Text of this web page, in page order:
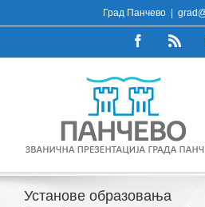
to
Град Панчево
FacebookRss
Установе образовања